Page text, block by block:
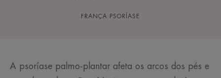
FRANÇA PSORÍASE
A psoríase palmo-plantar afeta os arcos dos pés e